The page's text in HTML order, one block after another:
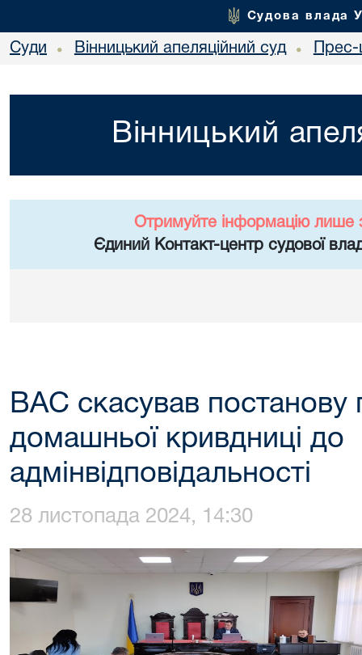
Судова влада
Суди • Вінницький апеляційний суд •
Вінницький
Отримуйте інформацію лише
Єдиний Контакт-центр судової
ВАС скасував постанову
домашньої кривдниці до
адмінвідповідальності
28 листопада 2024, 14:30